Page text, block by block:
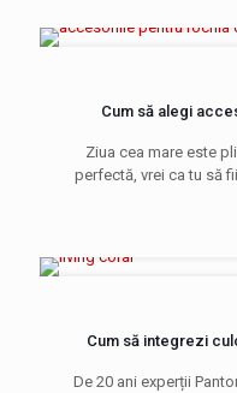
Cum să alegi
Ziua cea mare este
perfectă, vrei ca tu să
Cum să integrezi
De 20 ani experții